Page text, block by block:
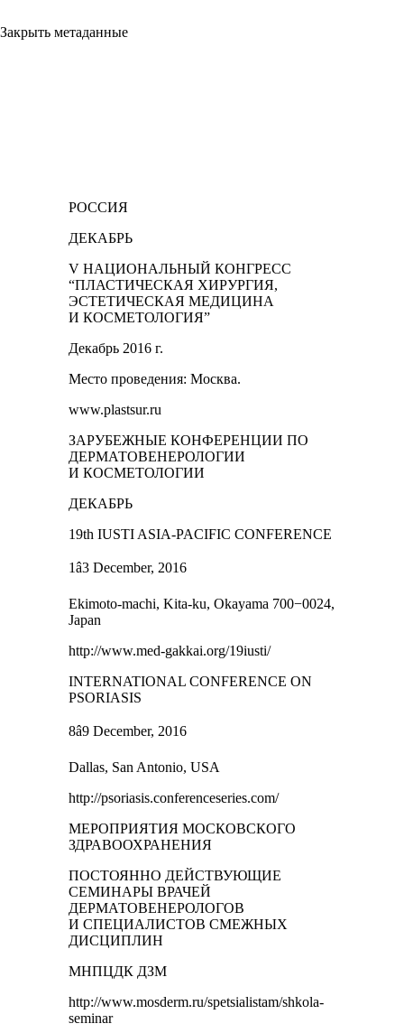
Закрыть метаданные
РОССИЯ
ДЕКАБРЬ
V НАЦИОНАЛЬНЫЙ КОНГРЕСС
“ПЛАСТИЧЕСКАЯ ХИРУРГИЯ,
ЭСТЕТИЧЕСКАЯ МЕДИЦИНА
И КОСМЕТОЛОГИЯ”
Декабрь 2016 г.
Место проведения: Москва.
www.plastsur.ru
ЗАРУБЕЖНЫЕ КОНФЕРЕНЦИИ ПО
ДЕРМАТОВЕНЕРОЛОГИИ
И КОСМЕТОЛОГИИ
ДЕКАБРЬ
19th IUSTI ASIA-PACIFIC CONFERENCE
1â3 December, 2016
Ekimoto-machi, Kita-ku, Okayama 700−0024,
Japan
http://www.med-gakkai.org/19iusti/
INTERNATIONAL CONFERENCE ON
PSORIASIS
8â9 December, 2016
Dallas, San Antonio, USA
http://psoriasis.conferenceseries.com/
МЕРОПРИЯТИЯ МОСКОВСКОГО
ЗДРАВООХРАНЕНИЯ
ПОСТОЯННО ДЕЙСТВУЮЩИЕ
СЕМИНАРЫ ВРАЧЕЙ
ДЕРМАТОВЕНЕРОЛОГОВ
И СПЕЦИАЛИСТОВ СМЕЖНЫХ
ДИСЦИПЛИН
МНПЦДК ДЗМ
http://www.mosderm.ru/spetsialistam/shkola-
seminar